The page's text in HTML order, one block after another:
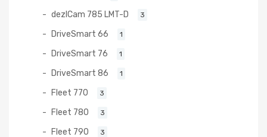
dezlCam 785 LMT-D 3
DriveSmart 66 1
DriveSmart 76 1
DriveSmart 86 1
Fleet 770 3
Fleet 780 3
Fleet 790 3